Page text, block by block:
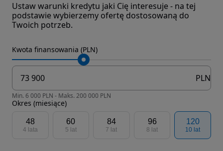
Ustaw warunki kredytu jaki Cię interesuje - na tej
podstawie wybierzemy ofertę dostosowaną do
Twoich potrzeb.
Kwota finansowania (PLN)
PLN
Min. 6 000 PLN - Maks. 200 000 PLN
Okres (miesiące)
48
4 lata
60
5 lat
84
7 lat
96
8 lat
120
10 lat